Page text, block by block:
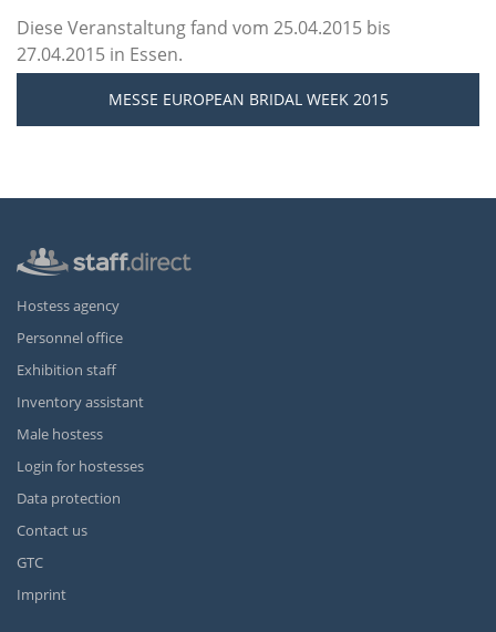
Diese Veranstaltung fand vom 25.04.2015 bis
27.04.2015 in Essen.
MESSE EUROPEAN BRIDAL WEEK 2015
Hostess agency
Personnel office
Exhibition staff
Inventory assistant
Male hostess
Login for hostesses
Data protection
Contact us
GTC
Imprint